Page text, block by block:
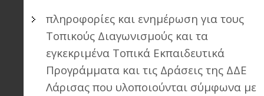
πληροφορίες και ενημέρωση για τους
Τοπικούς Διαγωνισμούς και τα
εγκεκριμένα Τοπικά Εκπαιδευτικά
Προγράμματα και τις Δράσεις της ΔΔΕ
Λάρισας που υλοποιούνται σύμφωνα με